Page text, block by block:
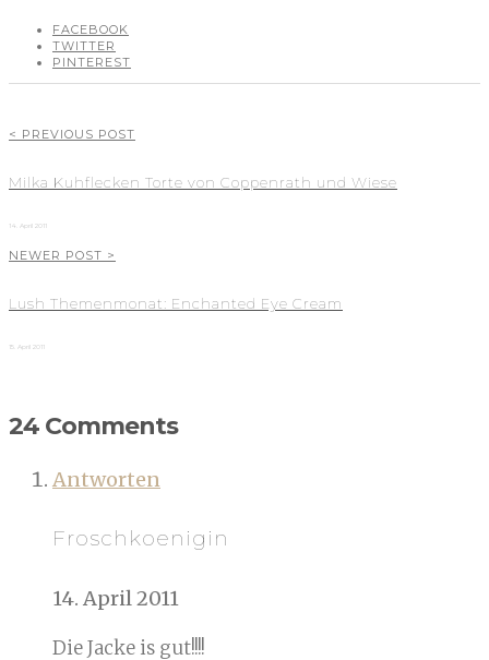
FACEBOOK
TWITTER
PINTEREST
< PREVIOUS POST
Milka Kuhflecken Torte von Coppenrath und Wiese
14. April 2011
NEWER POST >
Lush Themenmonat: Enchanted Eye Cream
15. April 2011
24 Comments
Antworten
Froschkoenigin
14. April 2011
Die Jacke is gut!!!!